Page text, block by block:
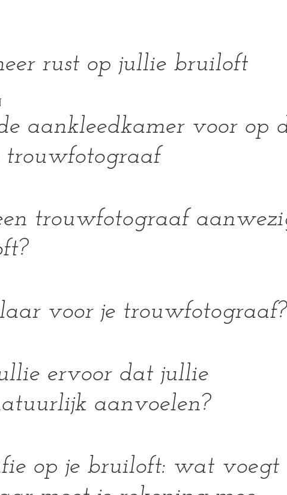
rust op jullie bruiloft
aankleedkamer voor op
trouwfotograaf
trouwfotograaf
voor je trouwfotograaf?
ervoor dat jullie
aanvoelen?
op je bruiloft: wat voegt